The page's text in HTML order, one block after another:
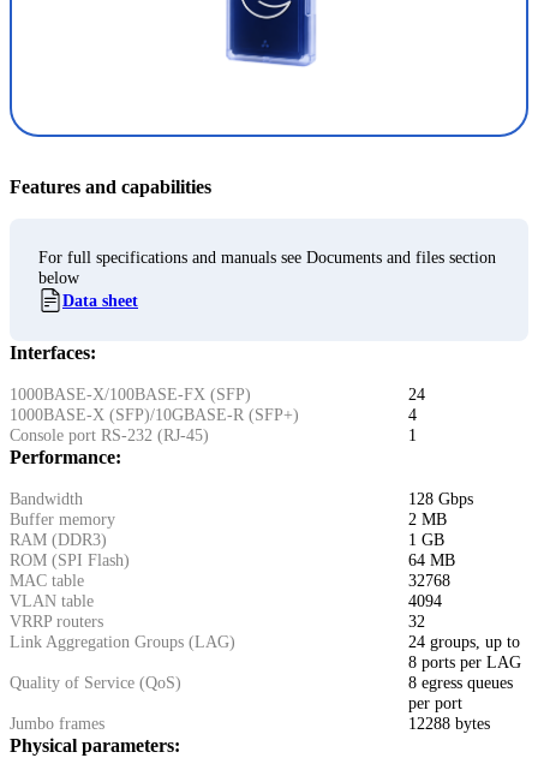
Features and capabilities
For full specifications and manuals see Documents and files section
below
Data sheet
Interfaces:
1000BASE-X/100BASE-FX (SFP)
24
1000BASE-X (SFP)/10GBASE-R (SFP+)
4
Console port RS-232 (RJ-45)
1
Performance:
Bandwidth
128 Gbps
Buffer memory
2 MB
RAM (DDR3)
1 GB
ROM (SPI Flash)
64 MB
MAC table
32768
VLAN table
4094
VRRP routers
32
Link Aggregation Groups (LAG)
24 groups, up to
8 ports per LAG
Quality of Service (QoS)
8 egress queues
per port
Jumbo frames
12288 bytes
Physical parameters: